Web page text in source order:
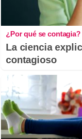
¿Por qué se contagia?
La ciencia
contagioso